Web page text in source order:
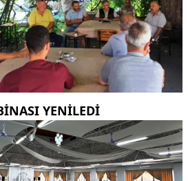
YENİLEDİ